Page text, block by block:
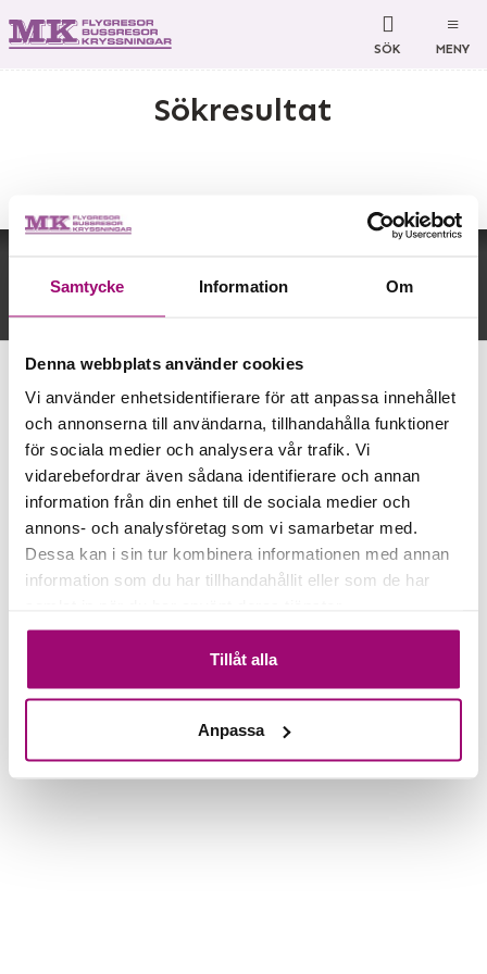
Samtycke Information Om
Denna webbplats använder cookies
Vi använder enhetsidentifierare för att anpassa innehållet
och annonserna till användarna, tillhandahålla funktioner
för sociala medier och analysera vår trafik. Vi
vidarebefordrar även sådana identifierare och annan
information från din enhet till de sociala medier och
annons- och analysföretag som vi samarbetar med.
Dessa kan i sin tur kombinera informationen med annan
information som du har tillhandahållit eller som de har
Tillåt alla
Anpassa
SÖK MENY
Sökresultat
Telefon0511-34 66 60
Org nr 556646-2320
Tillbaka till toppen